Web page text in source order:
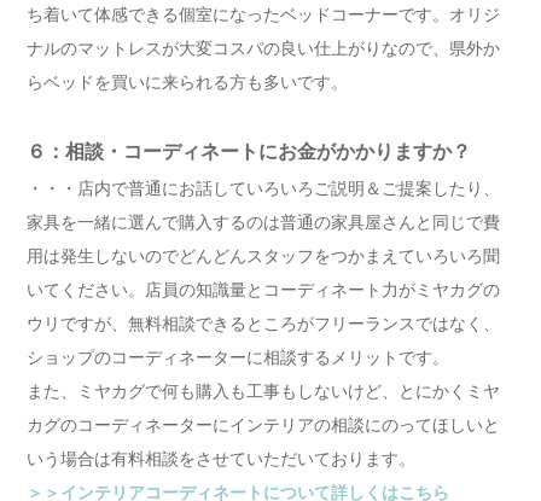
ち着いて体感できる個室になったベッドコーナーです。オリジ
ナルのマットレスが大変コスパの良い仕上がりなので、県外か
らベッドを買いに来られる方も多いです。
６：相談・コーディネートにお金がかかりますか？
・・・店内で普通にお話していろいろご説明＆ご提案したり、
家具を一緒に選んで購入するのは普通の家具屋さんと同じで費
用は発生しないのでどんどんスタッフをつかまえていろいろ聞
いてください。店員の知識量とコーディネート力がミヤカグの
ウリですが、無料相談できるところがフリーランスではなく、
ショップのコーディネーターに相談するメリットです。
また、ミヤカグで何も購入も工事もしないけど、とにかくミヤ
カグのコーディネーターにインテリアの相談にのってほしいと
いう場合は有料相談をさせていただいております。
＞＞インテリアコーディネートについて詳しくはこちら